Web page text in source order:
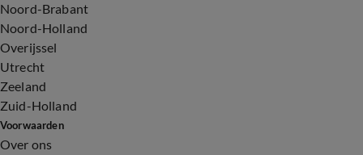
Noord-Brabant
Noord-Holland
Overijssel
Utrecht
Zeeland
Zuid-Holland
Voorwaarden
Over ons